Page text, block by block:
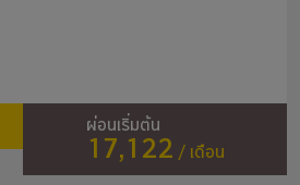
ผ่อนเริ่มต้น
17,122 / เดือน